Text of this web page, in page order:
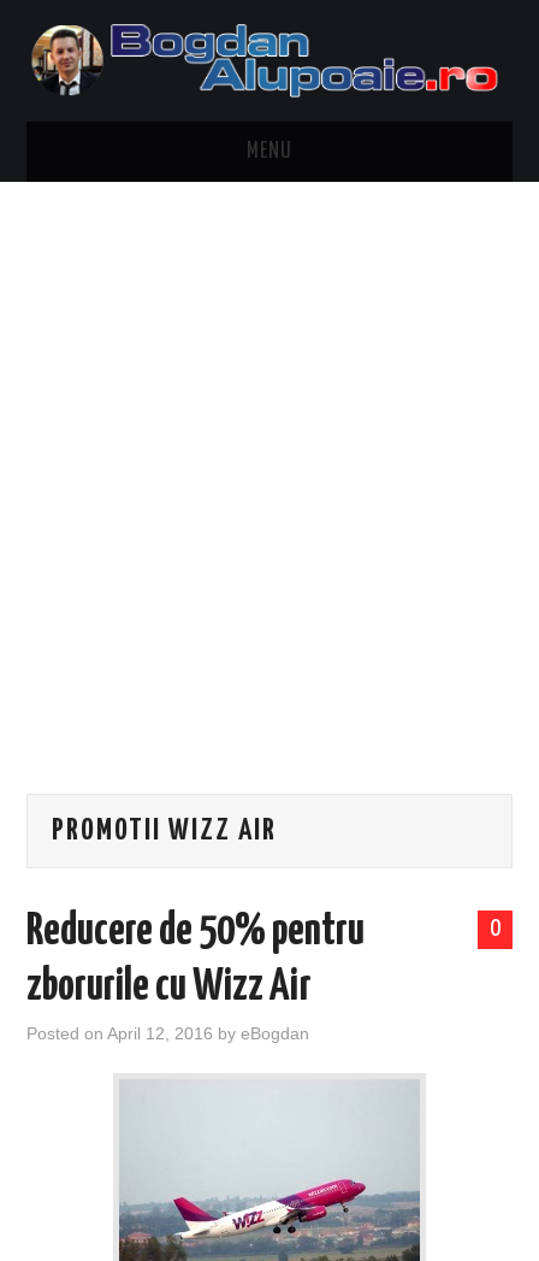
MENU
PROMOTII WIZZ AIR
0
Reducere de 50% pentru
zborurile cu Wizz Air
Posted onApril 12, 2016 byeBogdan